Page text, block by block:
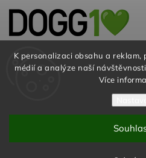
K personalizaci obsahu a
médií a analýze naší
Více
Velkoobchod
chovatelských